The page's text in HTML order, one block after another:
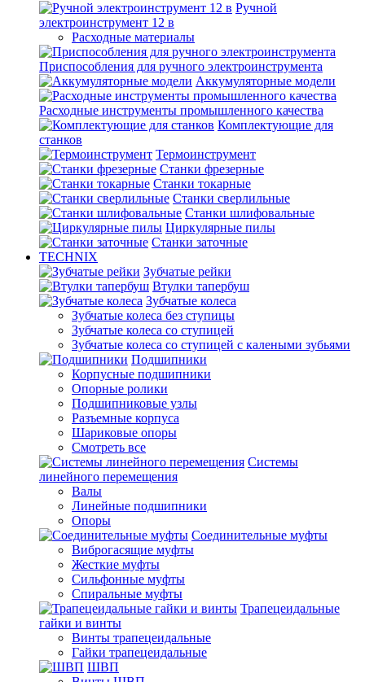
Ручной
электроинструмент 12 в
Расходные материалы
Приспособления для ручного электроинструмента
Аккумуляторные модели
Расходные инструменты промышленного качества
Комплектующие для
станков
Термоинструмент
Станки фрезерные
Станки токарные
Станки сверлильные
Станки шлифовальные
Циркулярные пилы
Станки заточные
TECHNIX
Зубчатые рейки
Втулки тапербуш
Зубчатые колеса
Зубчатые колеса без ступицы
Зубчатые колеса со ступицей
Зубчатые колеса со ступицей с калеными зубьями
Подшипники
Корпусные подшипники
Опорные ролики
Подшипниковые узлы
Разъемные корпуса
Шариковые опоры
Смотреть все
Системы
линейного перемещения
Валы
Линейные подшипники
Опоры
Соединительные муфты
Виброгасящие муфты
Жесткие муфты
Сильфонные муфты
Спиральные муфты
Трапецеидальные
гайки и винты
Винты трапецеидальные
Гайки трапецеидальные
ШВП